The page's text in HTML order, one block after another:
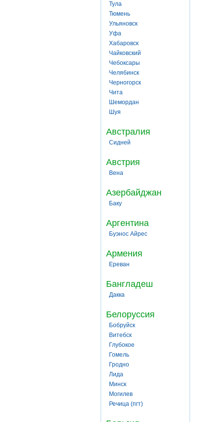
Тула
Тюмень
Ульяновск
Уфа
Хабаровск
Чайковский
Чебоксары
Челябинск
Черногорск
Чита
Шемордан
Шуя
Австралия
Сидней
Австрия
Вена
Азербайджан
Баку
Аргентина
Буэнос Айрес
Армения
Ереван
Бангладеш
Дакка
Белоруссия
Бобруйск
Витебск
Глубокое
Гомель
Гродно
Лида
Минск
Могилев
Речица (пгт)